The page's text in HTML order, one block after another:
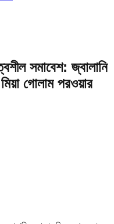
সমাবেশ: জ্বালানি
গোলাম পরওয়ার